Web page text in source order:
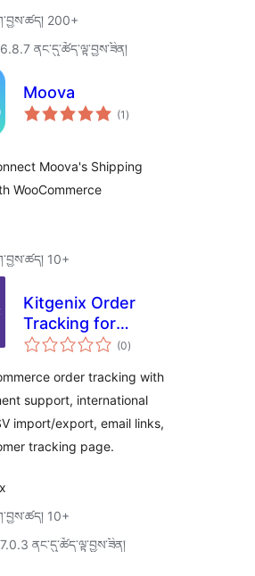
200+
ནང་དུ་ཚོད་ལྟ་བྱས་ཟིན།
Moova
(1 གདེང་
འཇོག་
)
Moova's Shipping
WooCommerce
10+
Kitgenix Order
Tracking for
WooCommerce
(0གདེང་
འཇོག་
ཚང་།
)
order tracking with
support, international
import/export, email links,
tracking page.
10+
ནང་དུ་ཚོད་ལྟ་བྱས་ཟིན།